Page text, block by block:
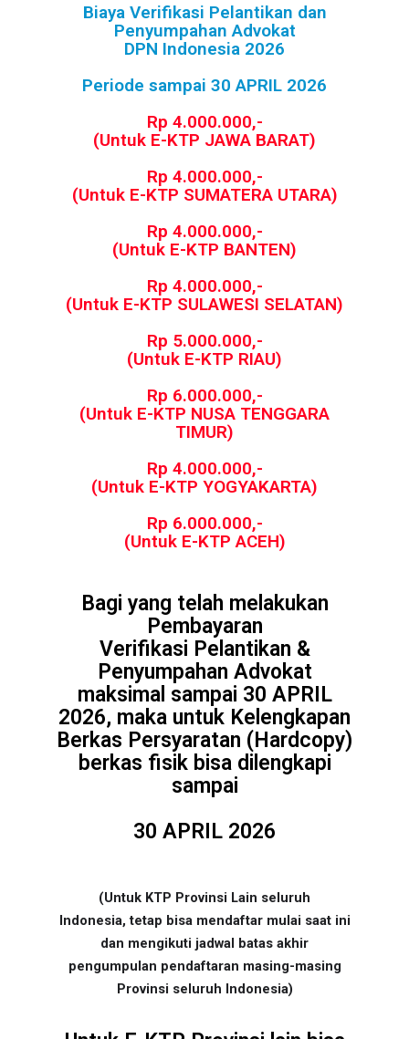
Biaya Verifikasi Pelantikan dan
Penyumpahan Advokat
DPN Indonesia 2026
Periode sampai 30 APRIL 2026
Rp 4.000.000,-
(Untuk E-KTP JAWA BARAT)
Rp 4.000.000,-
(Untuk E-KTP SUMATERA UTARA)
Rp 4.000.000,-
(Untuk E-KTP BANTEN)
Rp 4.000.000,-
(Untuk E-KTP SULAWESI SELATAN)
Rp 5.000.000,-
(Untuk E-KTP RIAU)
Rp 6.000.000,-
(Untuk E-KTP NUSA TENGGARA
TIMUR)
Rp 4.000.000,-
(Untuk E-KTP YOGYAKARTA)
Rp 6.000.000,-
(Untuk E-KTP ACEH)
Bagi yang telah melakukan
Pembayaran
Verifikasi Pelantikan &
Penyumpahan Advokat
maksimal sampai 30 APRIL
2026, maka untuk Kelengkapan
Berkas Persyaratan (Hardcopy)
berkas fisik bisa dilengkapi
sampai
30 APRIL 2026
(Untuk KTP Provinsi Lain seluruh
Indonesia, tetap bisa mendaftar mulai saat ini
dan mengikuti jadwal batas akhir
pengumpulan pendaftaran masing-masing
Provinsi seluruh Indonesia)